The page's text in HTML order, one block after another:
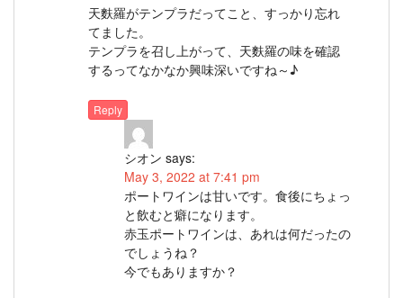
天麩羅がテンプラだってこと、すっかり忘れ
てました。
テンプラを召し上がって、天麩羅の味を確認
するってなかなか興味深いですね～♪
Reply
シオン says:
May 3, 2022 at 7:41 pm
ポートワインは甘いです。食後にちょっ
と飲むと癖になります。
赤玉ポートワインは、あれは何だったの
でしょうね？
今でもありますか？